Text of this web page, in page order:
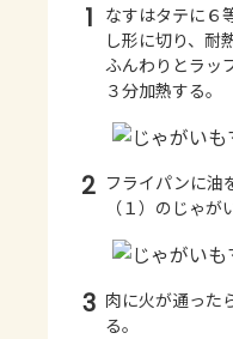
1 なすはタテに６
し形に切り、耐
ふんわりとラッ
３分加熱する。
2 フライパンに油
（１）のじゃが
3 肉に火が通った
る。